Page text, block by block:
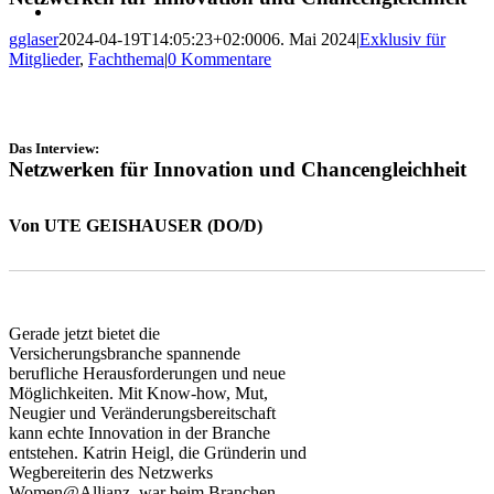
gglaser2024-04-19T14:05:23+02:0006. Mai 2024|Exklusiv für
Mitglieder, Fachthema|0 Kommentare
Das Interview:
Netzwerken für Innovation und Chancengleichheit
Von UTE GEISHAUSER (DO/D)
Gerade jetzt bietet die
Versicherungsbranche spannende
berufliche Herausforderungen und neue
Möglichkeiten. Mit Know-how, Mut,
Neugier und Veränderungsbereitschaft
kann echte Innovation in der Branche
entstehen. Katrin Heigl, die Gründerin und
Wegbereiterin des Netzwerks